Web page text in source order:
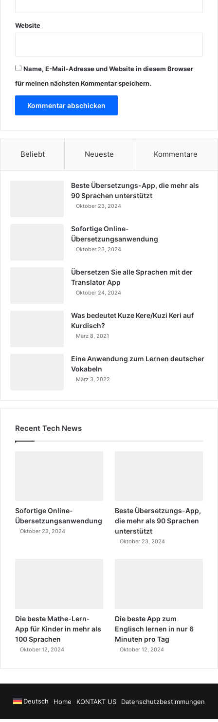
Website
Name, E-Mail-Adresse und Website in diesem Browser
für meinen nächsten Kommentar speichern.
Beliebt Neueste Kommentare
Beste Übersetzungs-App, die mehr als
90 Sprachen unterstützt
Oktober 23, 2024
Sofortige Online-
Übersetzungsanwendung
Oktober 23, 2024
Übersetzen Sie alle Sprachen mit der
Translator App
Oktober 24, 2024
Was bedeutet Kuze Kere/Kuzi Keri auf
Kurdisch?
März 8, 2021
Eine Anwendung zum Lernen deutscher
Vokabeln
März 3, 2022
Recent Tech News
Sofortige Online-
Übersetzungsanwendung
Oktober 23, 2024
Beste Übersetzungs-App,
die mehr als 90 Sprachen
unterstützt
Oktober 23, 2024
Die beste Mathe-Lern-
App für Kinder in mehr als
100 Sprachen
Oktober 12, 2024
Die beste App zum
Englisch lernen in nur 6
Minuten pro Tag
Oktober 12, 2024
Deutsch Home KONTAKT US Datenschutzbestimmungen